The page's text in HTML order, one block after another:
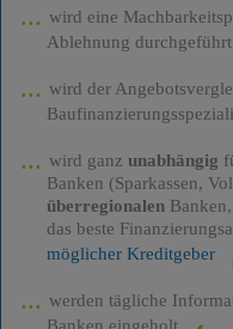
wird eine
Ablehnung
wird der
wird ganz unabhängig
Banken (Sparkassen,
überregionalenBanken,
das beste
möglicher Kreditgeber
werden tägliche